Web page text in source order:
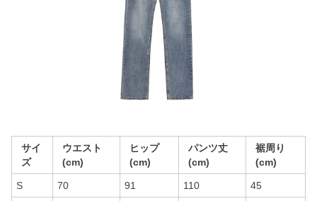
サイ
ズ
ウエスト
(cm)
ヒップ
(cm)
パンツ丈
(cm)
裾周り
(cm)
S 70 91 110 45